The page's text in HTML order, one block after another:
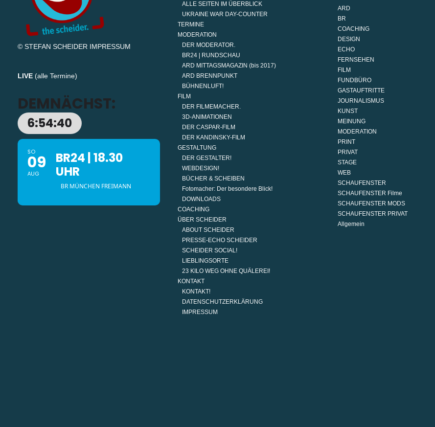
© STEFAN SCHEIDER IMPRESSUM
LIVE (alle Termine)
DEMNÄCHST:
6:54:39
SO
09
AUG
BR24 | 18.30
UHR
BR MÜNCHEN FREIMANN
ALLE SEITEN IM ÜBERBLICK
UKRAINE WAR DAY-COUNTER
TERMINE
MODERATION
DER MODERATOR.
BR24 | RUNDSCHAU
ARD MITTAGSMAGAZIN (bis 2017)
ARD BRENNPUNKT
BÜHNENLUFT!
FILM
DER FILMEMACHER.
3D-ANIMATIONEN
DER CASPAR-FILM
DER KANDINSKY-FILM
GESTALTUNG
DER GESTALTER!
WEBDESIGN!
BÜCHER & SCHEIBEN
Fotomacher: Der besondere Blick!
DOWNLOADS
COACHING
ÜBER SCHEIDER
ABOUT SCHEIDER
PRESSE-ECHO SCHEIDER
SCHEIDER SOCIAL!
LIEBLINGSORTE
23 KILO WEG OHNE QUÄLEREI!
KONTAKT
KONTAKT!
DATENSCHUTZERKLÄRUNG
IMPRESSUM
ARD
BR
COACHING
DESIGN
ECHO
FERNSEHEN
FILM
FUNDBÜRO
GASTAUFTRITTE
JOURNALISMUS
KUNST
MEINUNG
MODERATION
PRINT
PRIVAT
STAGE
WEB
SCHAUFENSTER
SCHAUFENSTER Filme
SCHAUFENSTER MODS
SCHAUFENSTER PRIVAT
Allgemein